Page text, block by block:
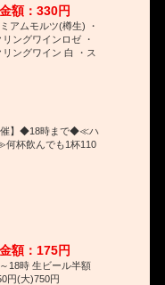
額：330円
アムモルツ(樽生) ・
ングワインロゼ ・
ングワイン 白 ・ス
催】◆18時まで◆≪ハ
何杯飲んでも1杯110
額：175円
18時 生ビール半額
円(大)750円